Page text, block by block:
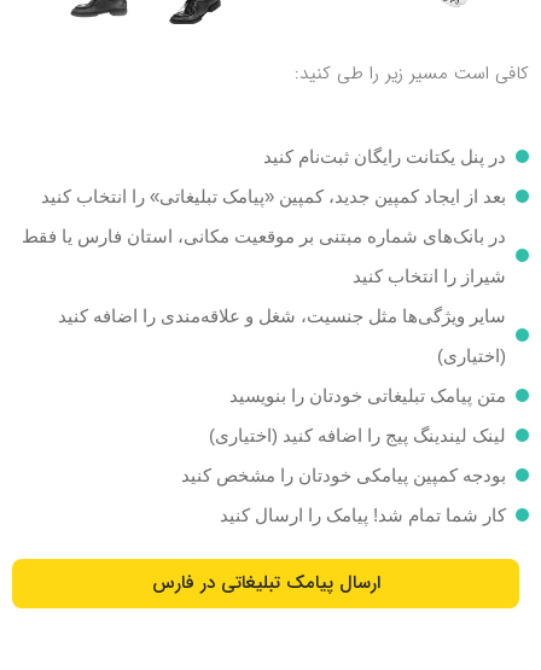
کافی است مسیر زیر را طی کنید:
در پنل یکتانت رایگان ثبت‌نام کنید
بعد از ایجاد کمپین جدید، کمپین «پیامک تبلیغاتی» را انتخاب کنید
در بانک‌های شماره مبتنی بر موقعیت مکانی، استان فارس یا فقط
شیراز را انتخاب کنید
سایر ویژگی‌ها مثل جنسیت، شغل و علاقه‌مندی را اضافه کنید
(اختیاری)
متن پیامک تبلیغاتی خودتان را بنویسید
لینک لیندینگ پیج را اضافه کنید‌ (اختیاری)
بودجه کمپین پیامکی خودتان را مشخص کنید
کار شما تمام شد! پیامک را ارسال کنید
ارسال پیامک تبلیغاتی در فارس